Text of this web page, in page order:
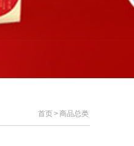
首页>商品总类